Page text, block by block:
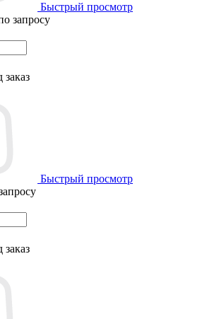
Быстрый просмотр
запросу
заказ
Быстрый просмотр
заказ